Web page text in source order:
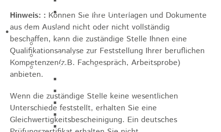
Zukunfts Team
Freizeit / Tourismus
Gastgeber
Veranstaltungen
Museen & Sammlungen
Miedermuseum
Heimatmuseum
Polizeimuseum
Haus Anna Vetter
Hinweis: : Können Sie Ihre Unterlagen und Dokumente
aus dem Ausland nicht oder nicht vollständig
beschaffen, kann die zuständige Stelle Ihnen eine
Qualifikationsanalyse zur Feststellung Ihrer beruflichen
Kompetenzen(z.B. Fachgespräch, Arbeitsprobe)
anbieten.
Wenn die zuständige Stelle keine wesentlichen
Unterschiede feststellt, erhalten Sie eine
Gleichwertigkeitsbescheinigung. Ein deutsches